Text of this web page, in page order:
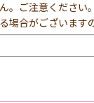
。ご注意ください。
合がございます